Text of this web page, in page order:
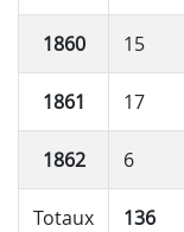
1860 15
1861 17
1862 6
Totaux 136